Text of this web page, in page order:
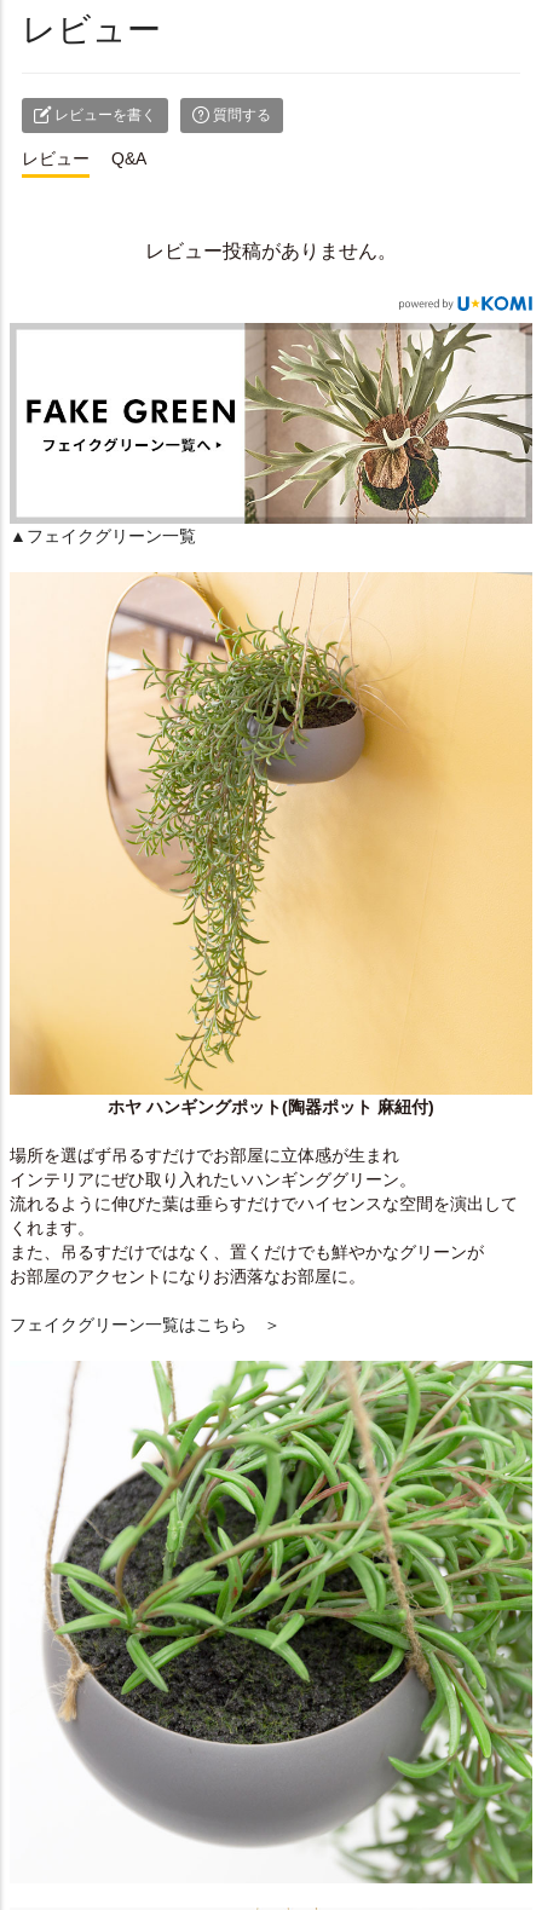
レビュー
レビューを書く 質問する
レビュー Q&A
レビュー投稿がありません。
▲フェイクグリーン一覧
ホヤ ハンギングポット(陶器ポット 麻紐付)
場所を選ばず吊るすだけでお部屋に立体感が生まれ
インテリアにぜひ取り入れたいハンギンググリーン。
流れるように伸びた葉は垂らすだけでハイセンスな空間を演出して
くれます。
また、吊るすだけではなく、置くだけでも鮮やかなグリーンが
お部屋のアクセントになりお洒落なお部屋に。
フェイクグリーン一覧はこちら ＞